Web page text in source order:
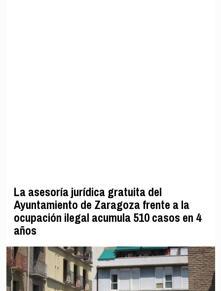
La asesoría jurídica gratuita del
Ayuntamiento de Zaragoza frente a la
ocupación ilegal acumula 510 casos en 4
años